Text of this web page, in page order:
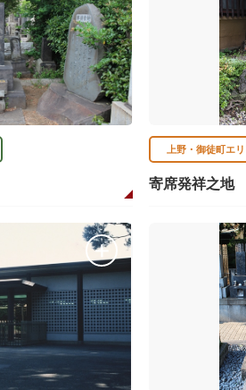
上野・御徒町エ
寄席発祥之地